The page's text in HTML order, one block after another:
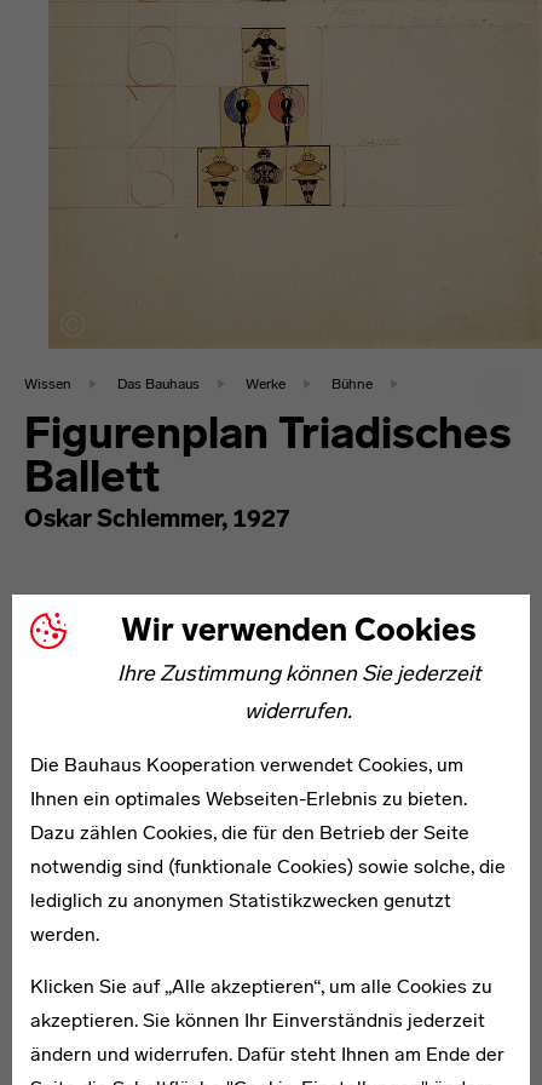
Wir verwenden Cookies
Ihre Zustimmung können Sie jederzeit
widerrufen.
Die Bauhaus Kooperation verwendet Cookies, um
Ihnen ein optimales Webseiten-Erlebnis zu bieten.
Dazu zählen Cookies, die für den Betrieb der Seite
notwendig sind (funktionale Cookies) sowie solche, die
lediglich zu anonymen Statistikzwecken genutzt
werden.
Klicken Sie auf „Alle akzeptieren“, um alle Cookies zu
akzeptieren. Sie können Ihr Einverständnis jederzeit
ändern und widerrufen. Dafür steht Ihnen am Ende der
Wissen Das Bauhaus Werke Bühne
Figurenplan Triadisches
Ballett
Oskar Schlemmer, 1927
1920 entstanden erste Figurinen für das
„Triadische Ballett”, das 1922 in Stuttgart
erstmalig aufgeführt wurde.
Text
1926 wurde das „Triadische Ballett“ in Donaueschingen
wiederaufgeführt. Gegenüber seiner originalen Fassung,
die 1922 in Stuttgart und zwei Jahre später in Weimar
gezeigt worden war, gelangte das Ballett nun in einer
von zwölf auf acht Tänze verkürzten Version, begleitet
anknüpfend sollte Scherchen eine Schlagzeugmusik für
diese Kurzform des Balletts komponieren. Anhand des